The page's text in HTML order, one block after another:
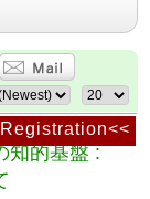
Registration<<
知的基盤 :